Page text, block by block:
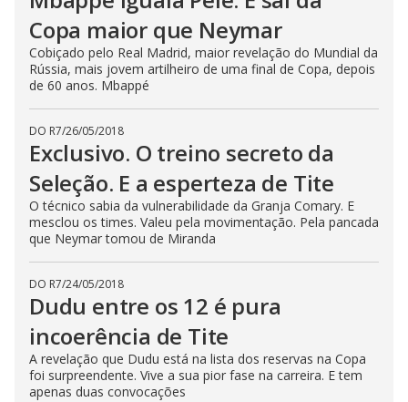
Copa maior que Neymar
Cobiçado pelo Real Madrid, maior revelação do Mundial da
Rússia, mais jovem artilheiro de uma final de Copa, depois
de 60 anos. Mbappé
DO R7/26/05/2018
Exclusivo. O treino secreto da
Seleção. E a esperteza de Tite
O técnico sabia da vulnerabilidade da Granja Comary. E
mesclou os times. Valeu pela movimentação. Pela pancada
que Neymar tomou de Miranda
DO R7/24/05/2018
Dudu entre os 12 é pura
incoerência de Tite
A revelação que Dudu está na lista dos reservas na Copa
foi surpreendente. Vive a sua pior fase na carreira. E tem
apenas duas convocações